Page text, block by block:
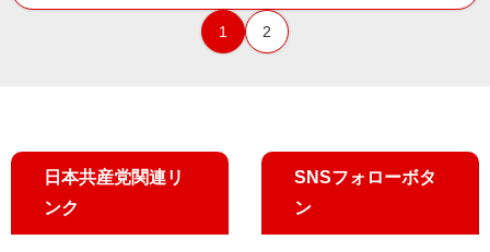
1 2
日本共産党関連リ
ンク
SNSフォローボタ
ン